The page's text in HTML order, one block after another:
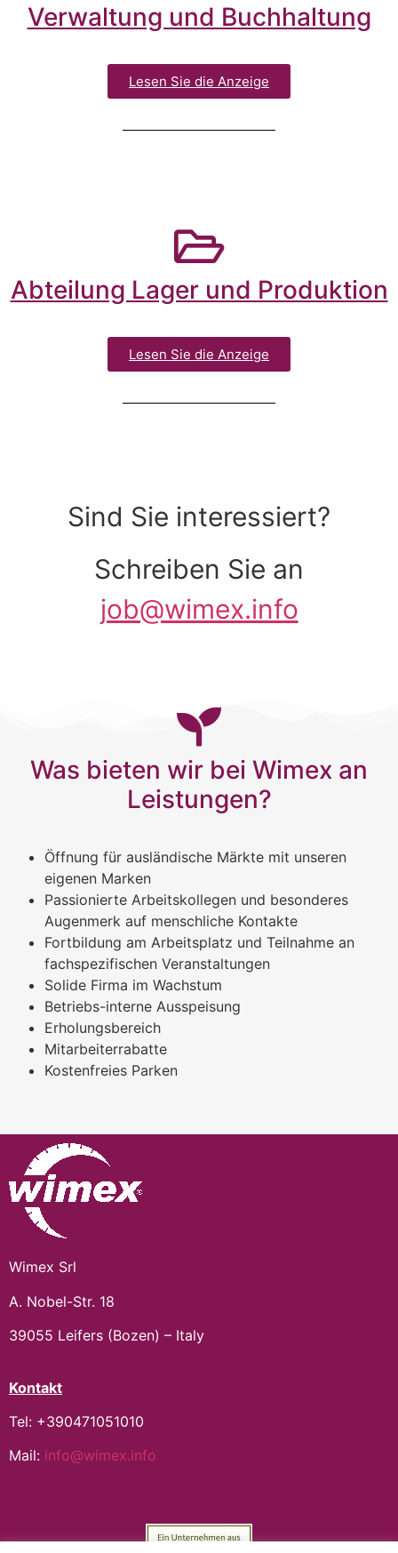
Verwaltung und Buchhaltung
Lesen Sie die Anzeige
Abteilung Lager und Produktion
Lesen Sie die Anzeige
Sind Sie interessiert?
Schreiben Sie an
job@wimex.info
Was bieten wir bei Wimex an
Leistungen?
Öffnung für ausländische Märkte mit unseren
eigenen Marken
Passionierte Arbeitskollegen und besonderes
Augenmerk auf menschliche Kontakte
Fortbildung am Arbeitsplatz und Teilnahme an
fachspezifischen Veranstaltungen
Solide Firma im Wachstum
Betriebs-interne Ausspeisung
Erholungsbereich
Mitarbeiterrabatte
Kostenfreies Parken
Wimex Srl
A. Nobel-Str. 18
39055 Leifers (Bozen) – Italy
Kontakt
Tel: +390471051010
Mail: info@wimex.info